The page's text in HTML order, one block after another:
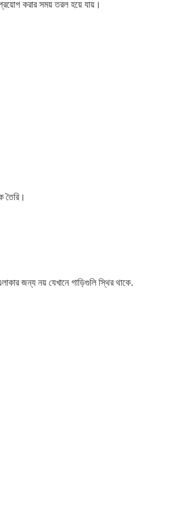
করার সময় তরল হয়ে যায়।
তৈরি।
জন্য নয় যেখানে গাড়িগুলি স্থির থাকে.